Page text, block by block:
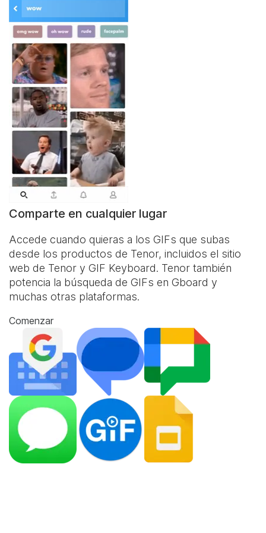
Comparte en cualquier lugar
Accede cuando quieras a los GIFs que subas
desde los productos de Tenor, incluidos el sitio
web de Tenor y GIF Keyboard. Tenor también
potencia la búsqueda de GIFs en Gboard y
muchas otras plataformas.
Comenzar